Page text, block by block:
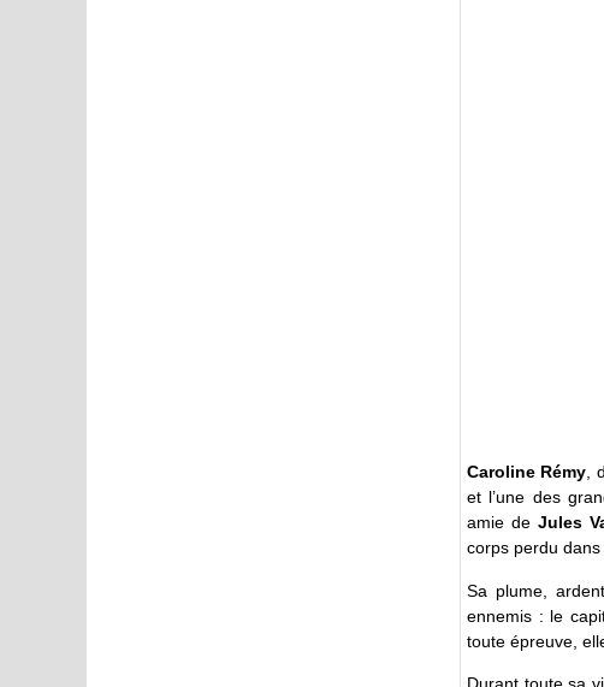
Caroline Rémy,
et l’une des
amie de Jules
corps perdu
Sa plume,
ennemis : le
toute épreuve,